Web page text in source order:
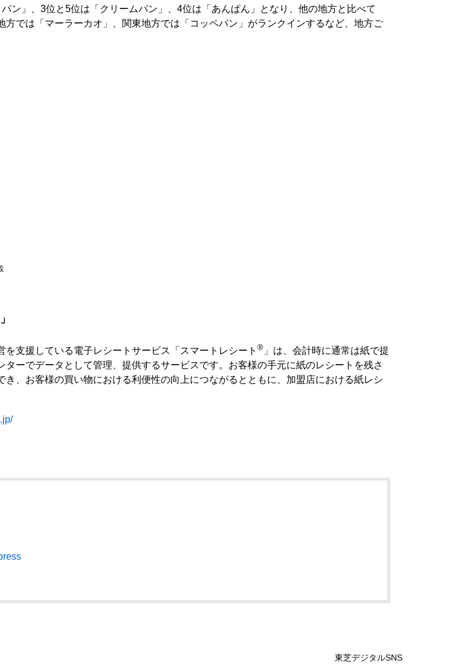
ン」、3位と5位は「クリームパン」、4位は「あんぱん」となり、他の地方と比べて
方では「マーラーカオ」、関東地方では「コッペパン」がランクインするなど、地方ご
」
支援している電子レシートサービス「スマートレシート ® 」は、会計時に通常は紙で提
ーでデータとして管理、提供するサービスです。お客様の手元に紙のレシートを残さ
、お客様の買い物における利便性の向上につながるとともに、加盟店における紙レシ
東芝デジタルSNS